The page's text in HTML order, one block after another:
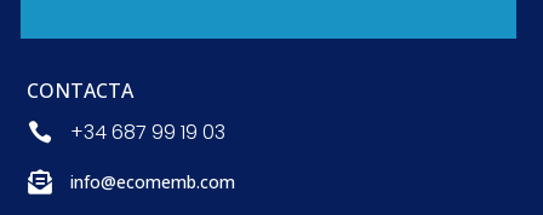
CONTACTA
 +34 687 99 19 03
 info@ecomemb.com